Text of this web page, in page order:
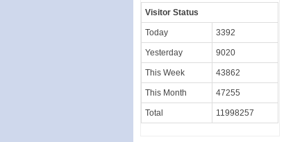
Visitor Status
Today 3392
Yesterday 9020
This Week 43862
This Month 47255
Total 11998257